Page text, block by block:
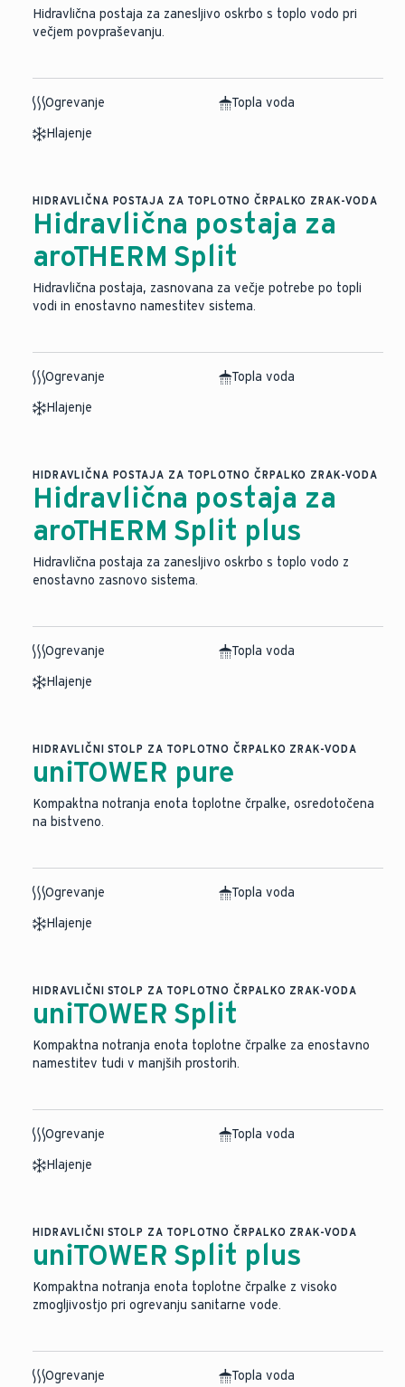
Hidravlična postaja za zanesljivo oskrbo s toplo vodo pri
večjem povpraševanju.
Ogrevanje
Topla voda
Hlajenje
HIDRAVLIČNA POSTAJA ZA TOPLOTNO ČRPALKO ZRAK-VODA
Hidravlična postaja za
aroTHERM Split
Hidravlična postaja, zasnovana za večje potrebe po topli
vodi in enostavno namestitev sistema.
Ogrevanje
Topla voda
Hlajenje
HIDRAVLIČNA POSTAJA ZA TOPLOTNO ČRPALKO ZRAK-VODA
Hidravlična postaja za
aroTHERM Split plus
Hidravlična postaja za zanesljivo oskrbo s toplo vodo z
enostavno zasnovo sistema.
Ogrevanje
Topla voda
Hlajenje
HIDRAVLIČNI STOLP ZA TOPLOTNO ČRPALKO ZRAK-VODA
uniTOWER pure
Kompaktna notranja enota toplotne črpalke, osredotočena
na bistveno.
Ogrevanje
Topla voda
Hlajenje
HIDRAVLIČNI STOLP ZA TOPLOTNO ČRPALKO ZRAK-VODA
uniTOWER Split
Kompaktna notranja enota toplotne črpalke za enostavno
namestitev tudi v manjših prostorih.
Ogrevanje
Topla voda
Hlajenje
HIDRAVLIČNI STOLP ZA TOPLOTNO ČRPALKO ZRAK-VODA
uniTOWER Split plus
Kompaktna notranja enota toplotne črpalke z visoko
zmogljivostjo pri ogrevanju sanitarne vode.
Ogrevanje Topla voda